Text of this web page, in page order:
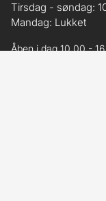
Tirsdag - søndag:
Mandag: Lukket
Åben i dag 10.00 -